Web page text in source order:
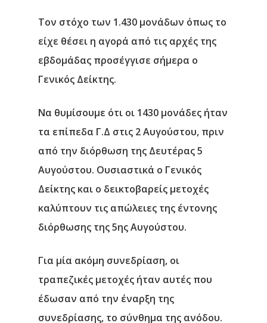
Τον στόχο των 1.430 μονάδων όπως το
είχε θέσει η αγορά από τις αρχές της
εβδομάδας προσέγγισε σήμερα ο
Γενικός Δείκτης.
Να θυμίσουμε ότι οι 1430 μονάδες ήταν
τα επίπεδα Γ.Δ στις 2 Αυγούστου, πριν
από την διόρθωση της Δευτέρας 5
Αυγούστου. Ουσιαστικά ο Γενικός
Δείκτης και ο δεικτοβαρείς μετοχές
καλύπτουν τις απώλειες της έντονης
διόρθωσης της 5ης Αυγούστου.
Για μία ακόμη συνεδρίαση, οι
τραπεζικές μετοχές ήταν αυτές που
έδωσαν από την έναρξη της
συνεδρίασης, το σύνθημα της ανόδου.